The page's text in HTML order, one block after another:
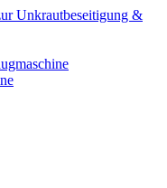
Unkrautbeseitigung &